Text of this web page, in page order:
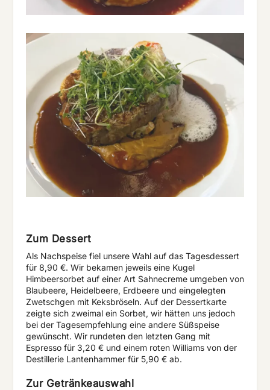
Zum Dessert
Als Nachspeise fiel unsere Wahl auf das Tagesdessert
für 8,90 €. Wir bekamen jeweils eine Kugel
Himbeersorbet auf einer Art Sahnecreme umgeben von
Blaubeere, Heidelbeere, Erdbeere und eingelegten
Zwetschgen mit Keksbröseln. Auf der Dessertkarte
zeigte sich zweimal ein Sorbet, wir hätten uns jedoch
bei der Tagesempfehlung eine andere Süßspeise
gewünscht. Wir rundeten den letzten Gang mit
Espresso für 3,20 € und einem roten Williams von der
Destillerie Lantenhammer für 5,90 € ab.
Zur Getränkeauswahl